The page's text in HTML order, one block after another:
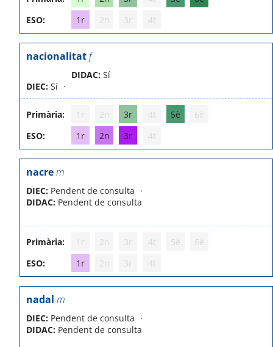
ESO:
1r 2n 3r 4t
nacionalitatf
DIEC: Sí
DIDAC: Sí
Primària: 1r 2n 3r 4t 5è
6è
ESO:
1r 2n 3r 4t
nacrem
DIEC: Pendent de consulta
DIDAC: Pendent de consulta
Primària: 1r 2n 3r 4t 5è
6è
ESO:
1r 2n 3r 4t
nadal m
DIEC: Pendent de consulta
DIDAC: Pendent de consulta